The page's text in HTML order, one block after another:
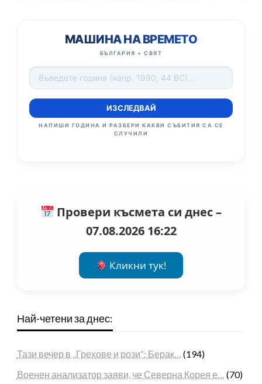
МАШИНА НА ВРЕМЕТО
БЪЛГАРИЯ + СВЯТ
ИЗСЛЕДВАЙ
НАПИШИ ГОДИНА И РАЗБЕРИ КАКВИ СЪБИТИЯ СА СЕ
СЛУЧИЛИ
Провери късмета си днес –
07.08.2026 16:22
Кликни тук!
Най-четени за днес:
Тази вечер в „Грехове и рози“: Берак… (194)
Военен анализатор заяви, че Северна Корея е… (70)